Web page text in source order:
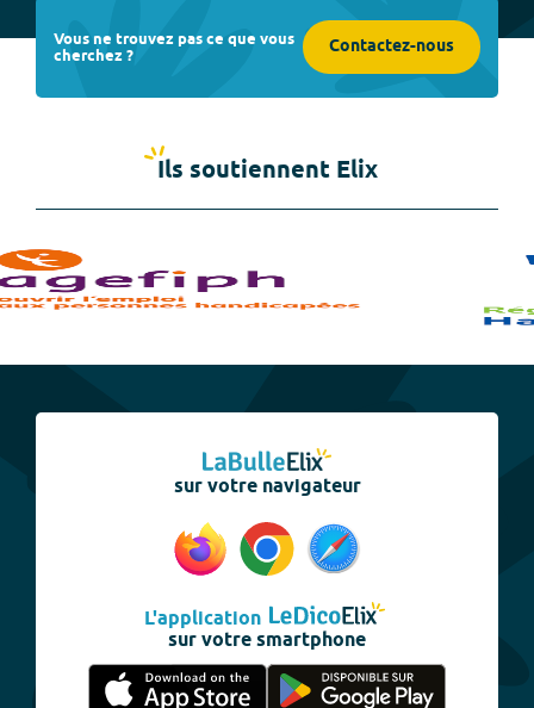
Vous ne trouvez pas ce que vous
cherchez ? Contactez-nous
Ils soutiennent Elix
sur votre navigateur
L'application
sur votre smartphone